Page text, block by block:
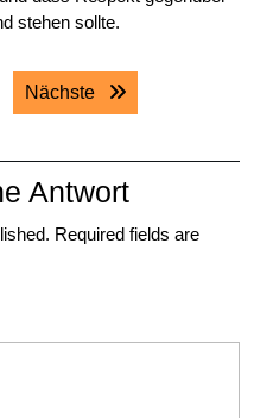
stehen sollte.
Nächste Next post:
Antwort
Required fields are